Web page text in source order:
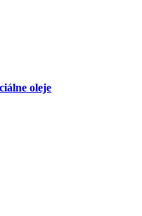
oleje